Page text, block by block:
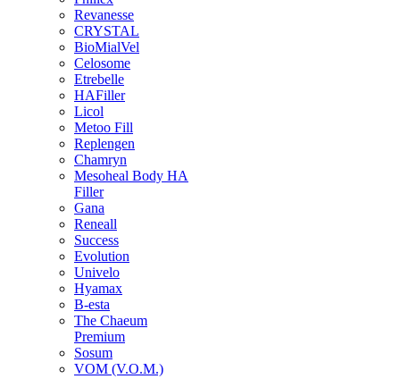
Revanesse
CRYSTAL
BioMialVel
Celosome
Etrebelle
HAFiller
Licol
Metoo Fill
Replengen
Chamryn
Mesoheal Body HA
Filler
Gana
Reneall
Success
Evolution
Univelo
Hyamax
B-esta
The Chaeum
Premium
Sosum
VOM (V.O.M.)